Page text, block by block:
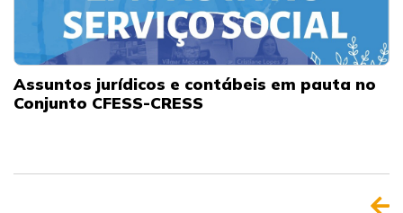
Assuntos jurídicos e contábeis em pauta no
Conjunto CFESS-CRESS